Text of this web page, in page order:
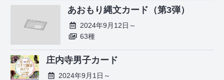
あおもり縄文カード（第3弾）
2024年9月12日～
63種
庄内寺男子カード
2024年9月1日～